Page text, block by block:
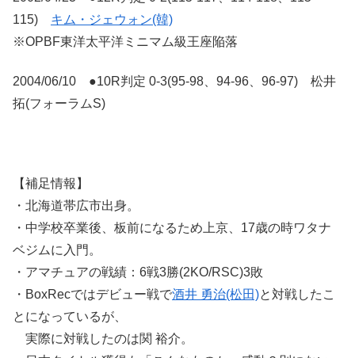
115) キム・ジェウォン(韓)
※OPBF東洋太平洋ミニマム級王座陥落
2004/06/10 ●10R判定 0-3(95-98、94-96、96-97) 松井
拓(フォーラムS)
【補足情報】
・北海道帯広市出身。
・中学校卒業後、板前になるため上京、17歳の時ワタナ
ベジムに入門。
・アマチュアの戦績：6戦3勝(2KO/RSC)3敗
・BoxRecではデビュー戦で酒井 勇治(松田)と対戦したこ
とになっているが、
実際に対戦したのは関 裕介。